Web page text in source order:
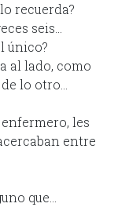
recuerda?
seis…
único?
al lado, como
lo otro…
les
entre
que…